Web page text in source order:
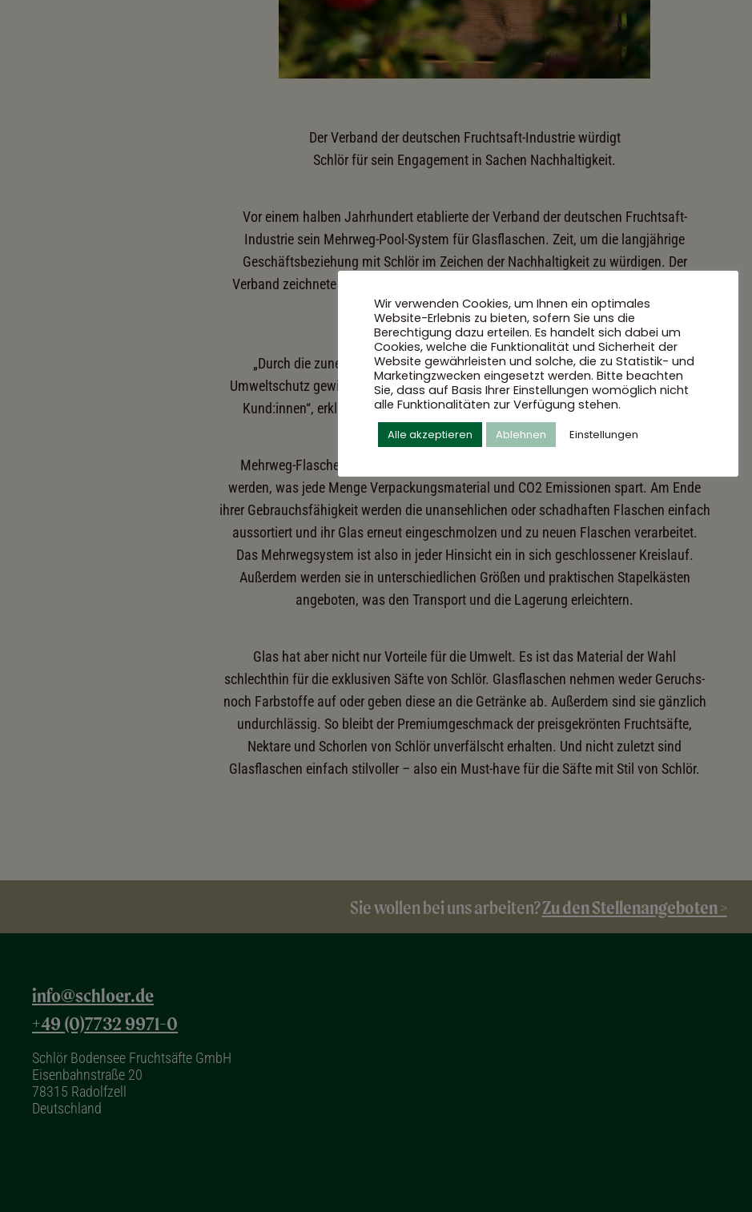
Der Verband der deutschen Fruchtsaft-Industrie würdigt
Schlör für sein Engagement in Sachen Nachhaltigkeit.
Vor einem halben Jahrhundert etablierte der Verband der deutschen Fruchtsaft-
Industrie sein Mehrweg-Pool-System für Glasflaschen. Zeit, um die langjährige
Geschäftsbeziehung mit Schlör im Zeichen der Nachhaltigkeit zu würdigen. Der
Verband zeichnete Schlör für seinen konsequenten Einsatz von Mehrweg-Gebinden
aus.
„Durch die zunehmende öffentliche Aufmerksamkeit für Nachhaltigkeit und
Umweltschutz gewinnt das Glas-Mehrwegsystem immer mehr an Bedeutung für die
Kund:innen“, erklärt Klaus Widemann, Inhaber und Geschäftsführer von Schlör.
Mehrweg-Flaschen sind in vielerlei Hinsicht ideal. Sie können zigfach eingesetzt
werden, was jede Menge Verpackungsmaterial und CO2 Emissionen spart. Am Ende
ihrer Gebrauchsfähigkeit werden die unansehlichen oder schadhaften Flaschen einfach
aussortiert und ihr Glas erneut eingeschmolzen und zu neuen Flaschen verarbeitet.
Das Mehrwegsystem ist also in jeder Hinsicht ein in sich geschlossener Kreislauf.
Außerdem werden sie in unterschiedlichen Größen und praktischen Stapelkästen
angeboten, was den Transport und die Lagerung erleichtern.
Glas hat aber nicht nur Vorteile für die Umwelt. Es ist das Material der Wahl
schlechthin für die exklusiven Säfte von Schlör. Glasflaschen nehmen weder Geruchs-
noch Farbstoffe auf oder geben diese an die Getränke ab. Außerdem sind sie gänzlich
undurchlässig. So bleibt der Premiumgeschmack der preisgekrönten Fruchtsäfte,
Nektare und Schorlen von Schlör unverfälscht erhalten. Und nicht zuletzt sind
Glasflaschen einfach stilvoller – also ein Must-have für die Säfte mit Stil von Schlör.
Sie wollen bei uns arbeiten?Zu den Stellenangeboten >
info@schloer.de
+49 (0)7732 9971-0
Schlör Bodensee Fruchtsäfte GmbH
Eisenbahnstraße 20
78315 Radolfzell
Deutschland
Wir verwenden Cookies, um Ihnen ein optimales
Website-Erlebnis zu bieten, sofern Sie uns die
Berechtigung dazu erteilen. Es handelt sich dabei um
Cookies, welche die Funktionalität und Sicherheit der
Website gewährleisten und solche, die zu Statistik- und
Marketingzwecken eingesetzt werden. Bitte beachten
Sie, dass auf Basis Ihrer Einstellungen womöglich nicht
alle Funktionalitäten zur Verfügung stehen.
Alle akzeptieren Ablehnen Einstellungen